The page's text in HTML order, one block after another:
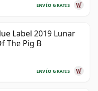
ENVÍO GRATIS
Label 2019 Lunar
The Pig B
ENVÍO GRATIS